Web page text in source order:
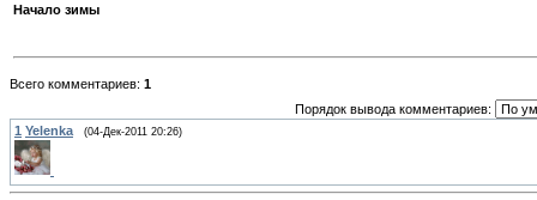
Начало зимы
Всего комментариев: 1
Порядок вывода комментариев:
1 Yelenka (04-Дек-2011 20:26)